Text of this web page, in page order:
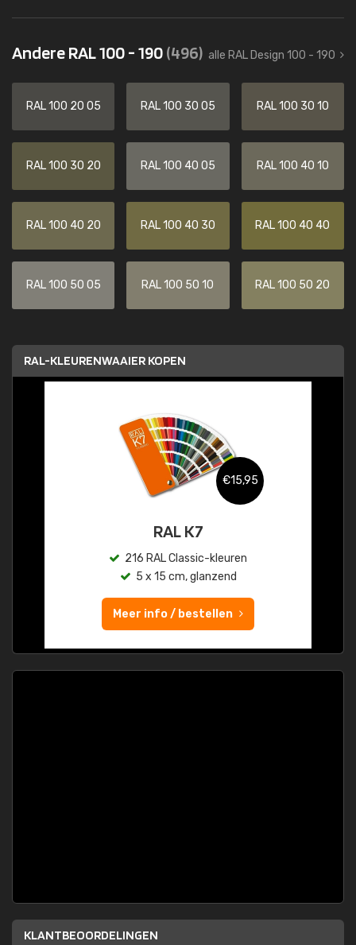
Andere RAL 100 - 190(496) alle RAL Design 100 - 190
RAL 100 20 05 RAL 100 30 05 RAL 100 30 10
RAL 100 30 20 RAL 100 40 05 RAL 100 40 10
RAL 100 40 20 RAL 100 40 30 RAL 100 40 40
RAL 100 50 05 RAL 100 50 10 RAL 100 50 20
RAL-KLEURENWAAIER KOPEN
€15,95
RAL K7
216 RAL Classic-kleuren
5 x 15 cm, glanzend
Meer info / bestellen
KLANTBEOORDELINGEN